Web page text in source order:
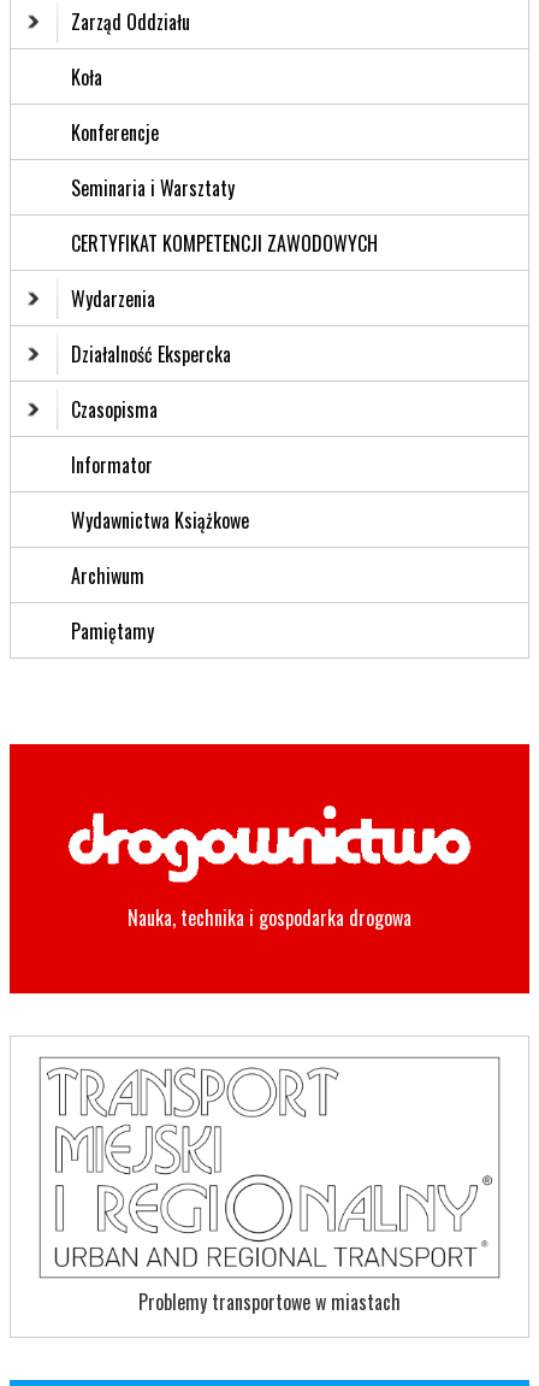
Zarząd Oddziału
Koła
Konferencje
Seminaria i Warsztaty
CERTYFIKAT KOMPETENCJI ZAWODOWYCH
Wydarzenia
Działalność Ekspercka
Czasopisma
Informator
Wydawnictwa Książkowe
Archiwum
Pamiętamy
Nauka, technika i gospodarka drogowa
Problemy transportowe w miastach